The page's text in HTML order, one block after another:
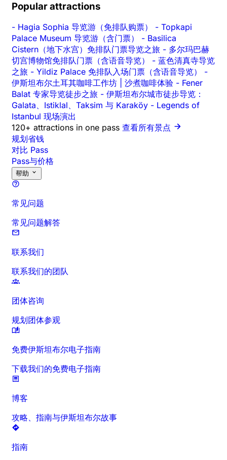
Popular attractions
- Hagia Sophia 导览游（免排队购票） - Topkapi
Palace Museum 导览游（含门票） - Basilica
Cistern（地下水宫）免排队门票导览之旅 - 多尔玛巴赫
切宫博物馆免排队门票（含语音导览） - 蓝色清真寺导览
之旅 - Yildiz Palace 免排队入场门票（含语音导览） -
伊斯坦布尔土耳其咖啡工作坊 | 沙煮咖啡体验 - Fener
Balat 专家导览徒步之旅 - 伊斯坦布尔城市徒步导览：
Galata、Istiklal、Taksim 与 Karaköy - Legends of
Istanbul 现场演出
120+ attractions in one pass 查看所有景点
规划省钱
对比 Pass
Pass与价格
帮助
常见问题
常见问题解答
联系我们
联系我们的团队
团体咨询
规划团体参观
免费伊斯坦布尔电子指南
下载我们的免费电子指南
博客
攻略、指南与伊斯坦布尔故事
指南